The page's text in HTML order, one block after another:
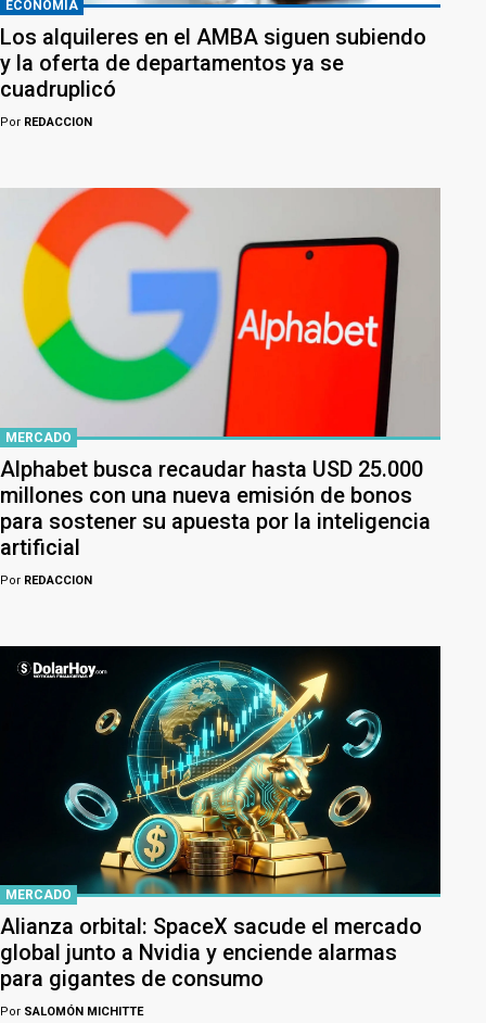
ECONOMÍA
Los alquileres en el AMBA siguen subiendo
y la oferta de departamentos ya se
cuadruplicó
Por REDACCION
MERCADO
Alphabet busca recaudar hasta USD 25.000
millones con una nueva emisión de bonos
para sostener su apuesta por la inteligencia
artificial
Por REDACCION
MERCADO
Alianza orbital: SpaceX sacude el mercado
global junto a Nvidia y enciende alarmas
para gigantes de consumo
Por SALOMÓN MICHITTE